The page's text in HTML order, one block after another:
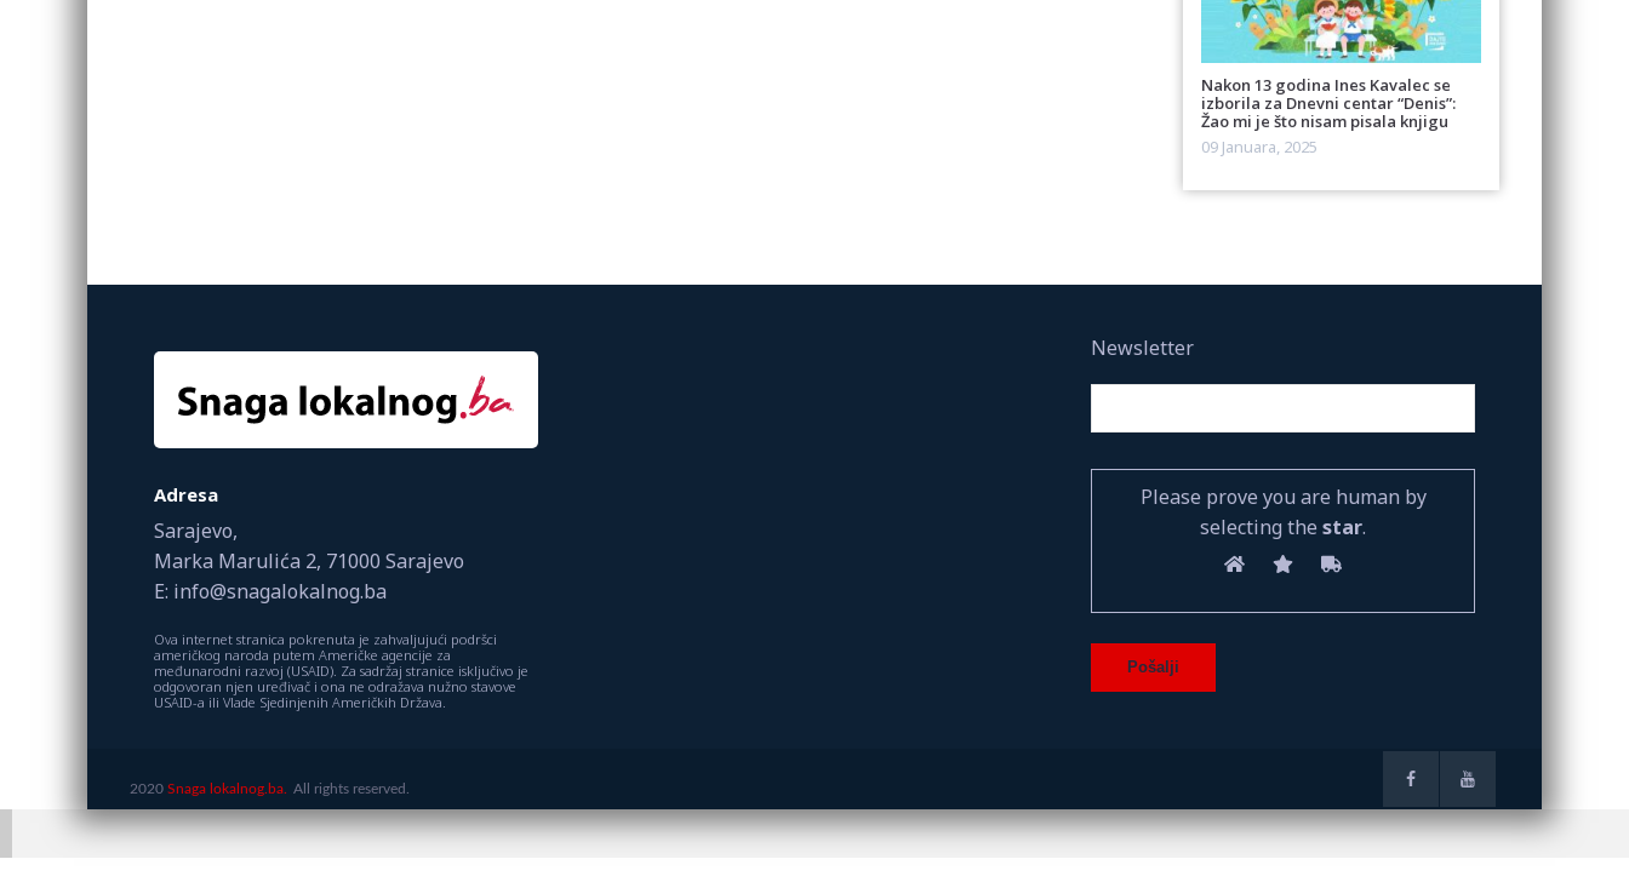
Nakon 13 godina Ines Kavalec se
izborila za Dnevni centar “Denis”:
Žao mi je što nisam pisala knjigu
09 Januara, 2025
Adresa
Sarajevo,
Marka Marulića 2, 71000 Sarajevo
E: info@snagalokalnog.ba
Ova internet stranica pokrenuta je zahvaljujući podršci
američkog naroda putem Američke agencije za
međunarodni razvoj (USAID). Za sadržaj stranice isključivo je
odgovoran njen uređivač i ona ne odražava nužno stavove
USAID-a ili Vlade Sjedinjenih Američkih Država.
Newsletter
Please prove you are human by
selecting the star.
2020 Snaga lokalnog.ba. All rights reserved.